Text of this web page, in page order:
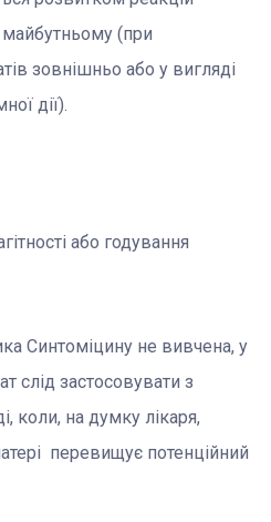
майбутньому (при
зовнішньо або у вигляді
дії).
або годування
Синтоміцину не вивчена, у
слід застосовувати з
коли, на думку лікаря,
перевищує потенційний